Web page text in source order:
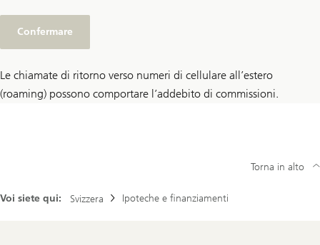
Confermare
Le chiamate di ritorno verso numeri di cellulare all’estero
(roaming) possono comportare l’addebito di commissioni.
Voi siete qui: Svizzera Ipoteche e finanziamenti
Torna in alto